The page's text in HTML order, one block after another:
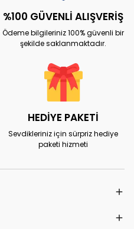
%100 GÜVENLİ ALIŞVERİŞ
Ödeme bilgileriniz 100% güvenli bir
şekilde saklanmaktadır.
HEDİYE PAKETİ
Sevdikleriniz için sürpriz hediye
paketi hizmeti